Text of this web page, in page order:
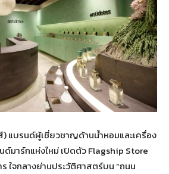
แบรนด์ผู้เชี่ยวชาญด้านน้ำหอมและเครื่อง
มาร์กแห่งใหม่ เปิดตัว Flagship Store
ใจกลางย่านประวัติศาสตร์บน “ถนน